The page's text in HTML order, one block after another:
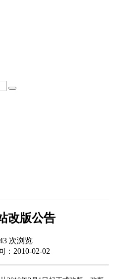
改版公告
次浏览
：2010-02-02